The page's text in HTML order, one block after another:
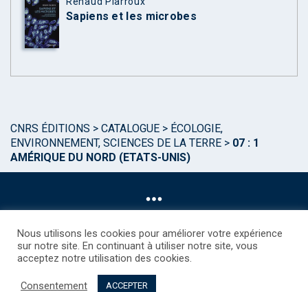
Sapiens et les microbes
CNRS ÉDITIONS > CATALOGUE > ÉCOLOGIE,
ENVIRONNEMENT, SCIENCES DE LA TERRE > 07 : 1
AMÉRIQUE DU NORD (ETATS-UNIS)
©CNRS EDITIONS 2025
Droits étrangers / Foreign rights
Nous utilisons les cookies pour améliorer votre expérience
sur notre site. En continuant à utiliser notre site, vous
acceptez notre utilisation des cookies.
Consentement ACCEPTER